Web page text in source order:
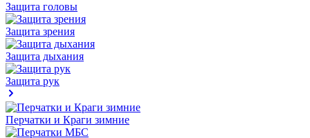
Защита головы
Защита зрения
Защита дыхания
Защита рук
Перчатки и Краги зимние